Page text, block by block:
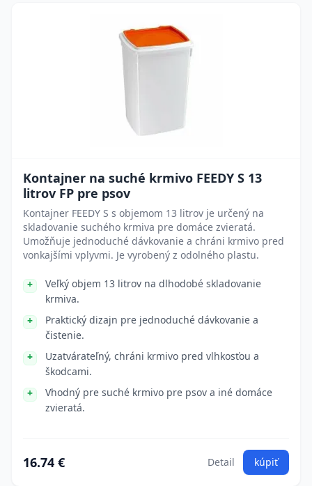
Kontajner na suché krmivo FEEDY S 13
litrov FP pre psov
Kontajner FEEDY S s objemom 13 litrov je určený na
skladovanie suchého krmiva pre domáce zvieratá.
Umožňuje jednoduché dávkovanie a chráni krmivo pred
vonkajšími vplyvmi. Je vyrobený z odolného plastu.
Veľký objem 13 litrov na dlhodobé skladovanie
krmiva.
Praktický dizajn pre jednoduché dávkovanie a
čistenie.
Uzatvárateľný, chráni krmivo pred vlhkosťou a
škodcami.
Vhodný pre suché krmivo pre psov a iné domáce
zvieratá.
16.74 € Detail kúpiť